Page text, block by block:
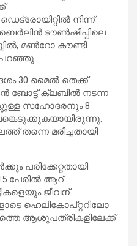
നിന്ന്
ടൗൺഷിപ്പിലെ
മൺറോ കൗണ്ടി
30 മൈൽ തെക്ക്
ബോട്ട് ക്ലബിൽ നടന്ന
സഹോദരനും 8
തന്നെ മരിച്ചതായി
പരിക്കേറ്റതായി
പേരിൽ ആറ്
ജീവന്
ഹെലികോപ്റ്ററിലോ
ആശുപത്രികളിലേക്ക്